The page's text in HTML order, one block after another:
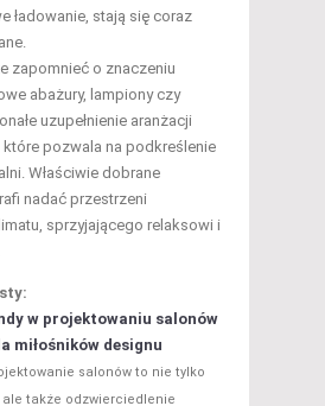
ładowanie, stają się coraz
zapomnieć o znaczeniu
abażury, lampiony czy
uzupełnienie aranżacji
pozwala na podkreślenie
Właściwie dobrane
nadać przestrzeni
sprzyjającego relaksowi i
w projektowaniu salonów
miłośników designu
salonów to nie tylko
także odzwierciedlenie